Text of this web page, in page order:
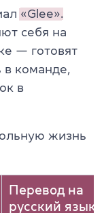
«Glee».
себя на
— готовят
в команде,
в
жизнь
Перевод на
русский язык